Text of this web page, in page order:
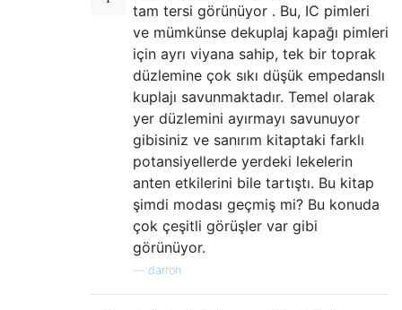
tam tersi görünüyor . Bu, IC pimleri
ve mümkünse dekuplaj kapağı pimleri
için ayrı viyana sahip, tek bir toprak
düzlemine çok sıkı düşük empedanslı
kuplajı savunmaktadır. Temel olarak
yer düzlemini ayırmayı savunuyor
gibisiniz ve sanırım kitaptaki farklı
potansiyellerde yerdeki lekelerin
anten etkilerini bile tartıştı. Bu kitap
şimdi modası geçmiş mi? Bu konuda
çok çeşitli görüşler var gibi
görünüyor.
darron